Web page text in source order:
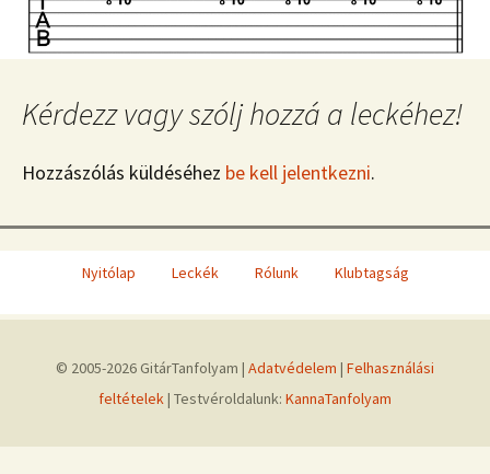
Kérdezz vagy szólj hozzá a leckéhez!
Hozzászólás küldéséhez be kell jelentkezni.
Nyitólap Leckék Rólunk Klubtagság
© 2005-2026 GitárTanfolyam | Adatvédelem | Felhasználási
feltételek| Testvéroldalunk: KannaTanfolyam